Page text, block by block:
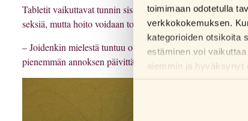
toimimaan odotetulla
verkkokokemuksen.
kategorioiden otsikoita
estäminen voi
aiemmin ja hyväksynyt
Tabletit vaikuttavat tunnin sisällä, ja teho säilyy 6-36
seksiä, mutta hoito voidaan toteuttaa myös toisella tavalla,
– Joidenkin mielestä tuntuu oudolta ottaa pilleri ennen
pienemmän annoksen päivittäin, Stefan Arver sanoo.